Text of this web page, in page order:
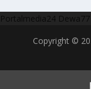
Portalmedia24 Dewa77
Copyright ©